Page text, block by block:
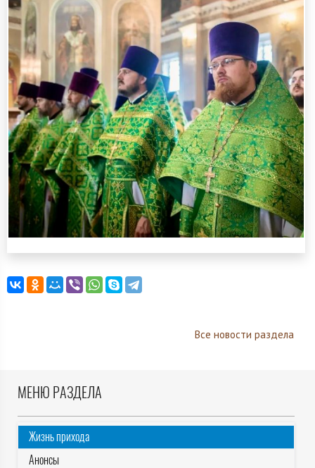
Все новости раздела
МЕНЮ РАЗДЕЛА
Жизнь прихода
Анонсы